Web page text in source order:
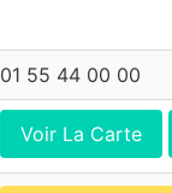
01 55 44 00 00
Voir La Carte